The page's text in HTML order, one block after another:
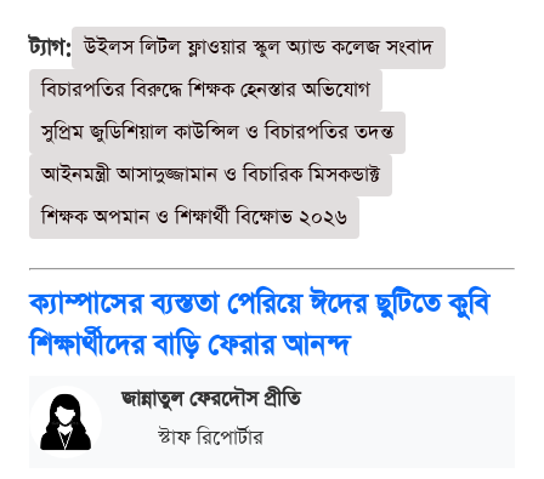
ট্যাগ: উইলস লিটল ফ্লাওয়ার স্কুল অ্যান্ড কলেজ সংবাদ
বিচারপতির বিরুদ্ধে শিক্ষক হেনস্তার অভিযোগ
সুপ্রিম জুডিশিয়াল কাউন্সিল ও বিচারপতির তদন্ত
আইনমন্ত্রী আসাদুজ্জামান ও বিচারিক মিসকন্ডাক্ট
শিক্ষক অপমান ও শিক্ষার্থী বিক্ষোভ ২০২৬
ক্যাম্পাসের ব্যস্ততা পেরিয়ে ঈদের ছুটিতে কুবি
শিক্ষার্থীদের বাড়ি ফেরার আনন্দ
জান্নাতুল ফেরদৌস প্রীতি
স্টাফ রিপোর্টার